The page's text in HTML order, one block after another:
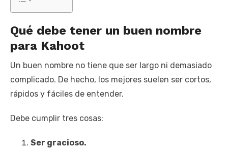
Qué debe tener un buen nombre
para Kahoot
Un buen nombre no tiene que ser largo ni demasiado
complicado. De hecho, los mejores suelen ser cortos,
rápidos y fáciles de entender.
Debe cumplir tres cosas:
Ser gracioso.